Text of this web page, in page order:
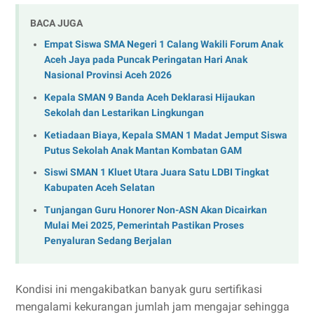
BACA JUGA
Empat Siswa SMA Negeri 1 Calang Wakili Forum Anak
Aceh Jaya pada Puncak Peringatan Hari Anak
Nasional Provinsi Aceh 2026
Kepala SMAN 9 Banda Aceh Deklarasi Hijaukan
Sekolah dan Lestarikan Lingkungan
Ketiadaan Biaya, Kepala SMAN 1 Madat Jemput Siswa
Putus Sekolah Anak Mantan Kombatan GAM
Siswi SMAN 1 Kluet Utara Juara Satu LDBI Tingkat
Kabupaten Aceh Selatan
Tunjangan Guru Honorer Non-ASN Akan Dicairkan
Mulai Mei 2025, Pemerintah Pastikan Proses
Penyaluran Sedang Berjalan
Kondisi ini mengakibatkan banyak guru sertifikasi
mengalami kekurangan jumlah jam mengajar sehingga